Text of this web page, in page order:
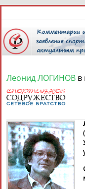
8
СПОРТСМЕНЫ,
Найдено: 13181
Леонид ЛОГИНОВ в